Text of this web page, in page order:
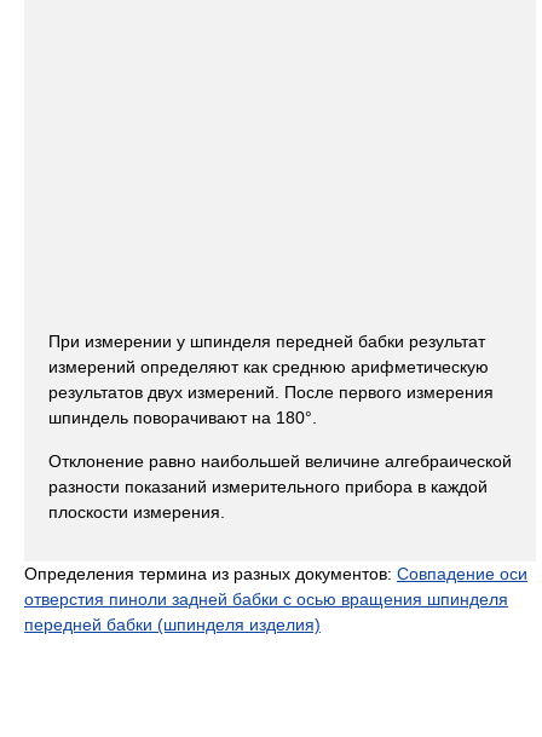
При измерении у шпинделя передней бабки результат
измерений определяют как среднюю арифметическую
результатов двух измерений. После первого измерения
шпиндель поворачивают на 180°.
Отклонение равно наибольшей величине алгебраической
разности показаний измерительного прибора в каждой
плоскости измерения.
Определения термина из разных документов: Совпадение оси
отверстия пиноли задней бабки с осью вращения шпинделя
передней бабки (шпинделя изделия)